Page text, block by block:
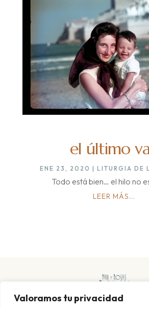
Valoramos tu privacidad
el último
ENE 23, 2020 |LITURGIA DE
Todo está bien… el hilo no
LEER MÁS...